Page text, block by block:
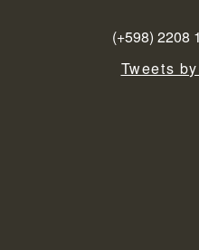
(+598) 2208
Tweets